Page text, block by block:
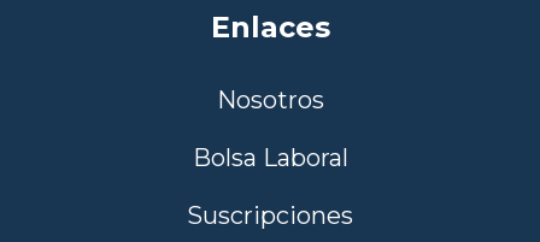
Enlaces
Nosotros
Bolsa Laboral
Suscripciones